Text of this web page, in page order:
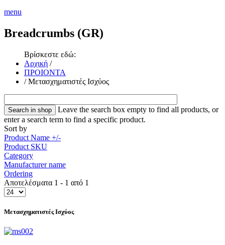
menu
Breadcrumbs (GR)
Βρίσκεστε εδώ:
Αρχική /
ΠΡΟΙΟΝΤΑ
/ Μετασχηματιστές Ισχύος
Leave the search box empty to find all products, or
enter a search term to find a specific product.
Sort by
Product Name +/-
Product SKU
Category
Manufacturer name
Ordering
Αποτελέσματα 1 - 1 από 1
Μετασχηματιστές Ισχύος